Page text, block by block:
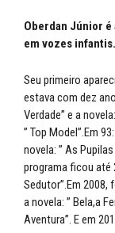
Oberdan Júnior
em vozes infantis.
Seu primeiro
estava com dez
Verdade” e a
” Top Model”.Em
novela: ” As
programa ficou até
Sedutor”.Em 2008,
a novela: ” Bela,a
Aventura”. E em